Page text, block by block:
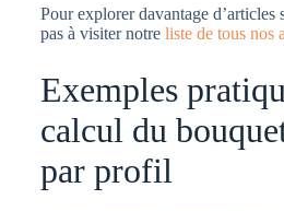
Pour explorer davantage d’articles
pas à visiter notre liste de tous nos
Exemples
calcul du
par profil